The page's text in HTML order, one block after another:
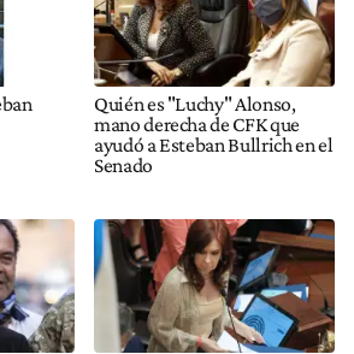
Quién es "Luchy" Alonso,
mano derecha de CFK que
ayudó a Esteban Bullrich en el
Senado